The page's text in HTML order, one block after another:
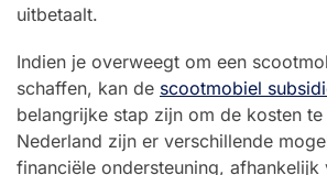
uitbetaalt.
Indien je overweegt om een
schaffen, kan de scootmobiel
belangrijke stap zijn om de kosten
Nederland zijn er verschillende
financiële ondersteuning, afhankelijk